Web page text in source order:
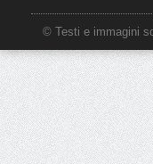
© Testi e immagini